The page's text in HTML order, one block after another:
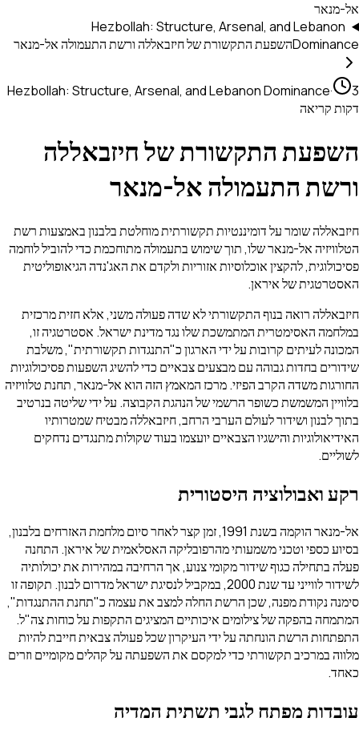
אל-מנאר
Hezbollah: Structure, Arsenal, and Lebanon
Dominanceהשפעת התקשורת של חיזבאללה ורשת התעמולה אל-מנאר
Hezbollah: Structure, Arsenal, and Lebanon Dominance·
3
דקות קריאה
השפעת התקשורת של חיזבאללה
ורשת התעמולה אל-מנאר
חיזבאללה שומר על דומיננטיות תקשורתית מוחלטת בלבנון באמצעות רשת
הטלוויזיה אל-מנאר שלו, תוך שימוש בתעמולה מתוחכמת כדי להוביל לוחמה
פסיכולוגית, להקצין אוכלוסיות אזוריות ולקדם את האג'נדה הגיאופוליטית
האסטרטגית של איראן.
חיזבאללה רואה בנוף התקשורתי לא שדה פעולה משני, אלא חזית מרכזית
במלחמה האסימטרית המתמשכת שלו נגד מדינת ישראל. אסטרטגיה זו,
המכונה לעיתים קרובות על ידי הארגון כ"התנגדות תקשורתית", משלבת
שידורים בחדות גבוהה עם מבצעים צבאיים כדי להשיג השפעות פסיכולוגיות
החורגות משדה הקרב הפיזי. מרכז המאמץ הזה הוא אל-מנאר, תחנת טלוויזיה
בלוויין המשמשת כשופר הרשמי של הנהגת הקבוצה. על ידי שליטה בנרטיב
בתוך לבנון ושידור לעולם הערבי הרחב, חיזבאללה מבטיח שמטרותיו
האידיאולוגיות והישגיו הצבאיים יועצמו בעוד שקולות מתנגדים נדחקים
לשוליים.
רקע ואבולוציה היסטורית
אל-מנאר הוקמה בשנת 1991, זמן קצר לאחר סיום מלחמת האזרחים בלבנון,
בסיוע כספי וטכני משמעותי מהרפובליקה האסלאמית של איראן. התחנה
פעלה בתחילה כגוף שידור מקומי צנוע, אך הרחיבה במהירות את יכולותיה
לשידור לווייני עד שנת 2000, במקביל לנסיגת ישראל מדרום לבנון. תקופה זו
סימנה נקודת מפנה, שכן הרשת החלה למצב את עצמה כ"תחנת ההתנגדות",
המתמחה בהפקה של צילומים איכותיים המציגים התקפות על כוחות צה"ל.
התפתחות הרשת הונחתה על ידי העיקרון שכל פעולה צבאית חייבת להיות
מלווה במרכיב תקשורתי כדי למקסם את השפעתה על קהלים מקומיים וזרים
כאחד.
עובדות מפתח לגבי תשתית המדיה